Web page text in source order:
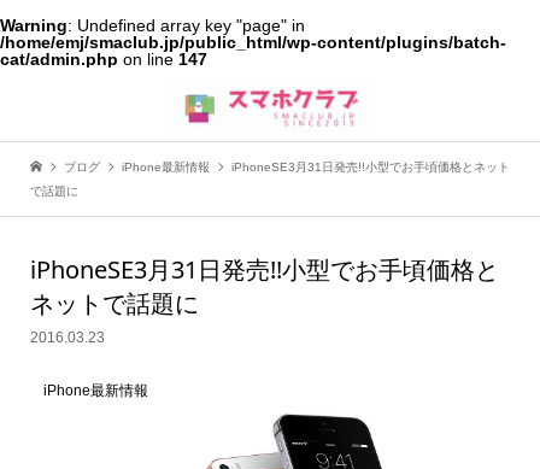
Warning: Undefined array key "page" in
/home/emj/smaclub.jp/public_html/wp-content/plugins/batch-
cat/admin.php on line 147
ブログ iPhone最新情報
iPhoneSE3月31日発売!!小型でお手頃価格とネット
で話題に
iPhoneSE3月31日発売!!小型でお手頃価格と
ネットで話題に
2016.03.23
iPhone最新情報